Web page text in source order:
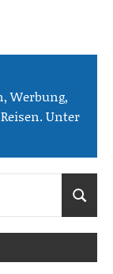
Werbung,
Unter